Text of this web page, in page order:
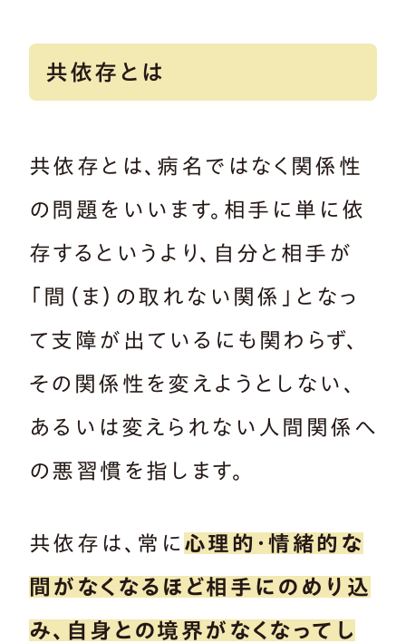
共依存とは
共依存とは、病名ではなく関係性
の問題をいいます。相手に単に依
存するというより、自分と相手が
「間（ま）の取れない関係」となっ
て支障が出ているにも関わらず、
その関係性を変えようとしない、
あるいは変えられない人間関係へ
の悪習慣を指します。
共依存は、常に 心理的・情緒的な
間がなくなるほど相手にのめり込
み、自身との境界がなくなってし